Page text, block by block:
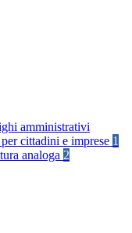
amministrativi
cittadini e imprese 1
analoga 2